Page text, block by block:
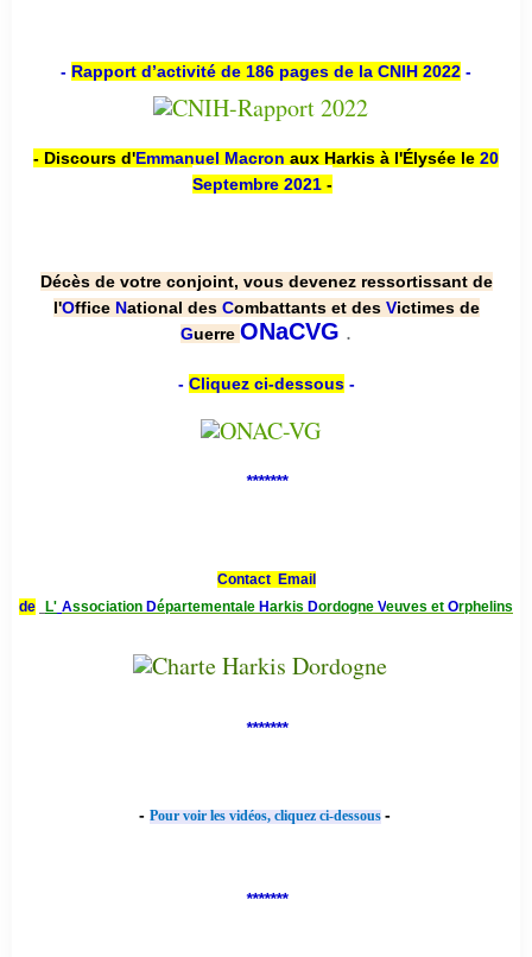
- Rapport d’activité de 186 pages de la CNIH 2022 -
- Discours d'Emmanuel Macron aux Harkis à l'Élysée le 20
Septembre 2021 -
Décès de votre conjoint, vous devenez ressortissant de
l'Office National des Combattants et des Victimes de
Guerre ONaCVG .
- Cliquez ci-dessous-
*******
Contact Email
de
L' Association Départementale Harkis Dordogne Veuves et Orphelins
*******
- Pour voir les vidéos, cliquez ci-dessous -
*******